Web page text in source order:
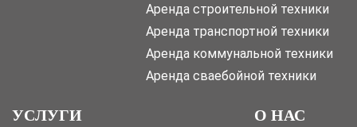
Аренда строительной техники
Аренда транспортной техники
Аренда коммунальной техники
Аренда сваебойной техники
УСЛУГИ О НАС